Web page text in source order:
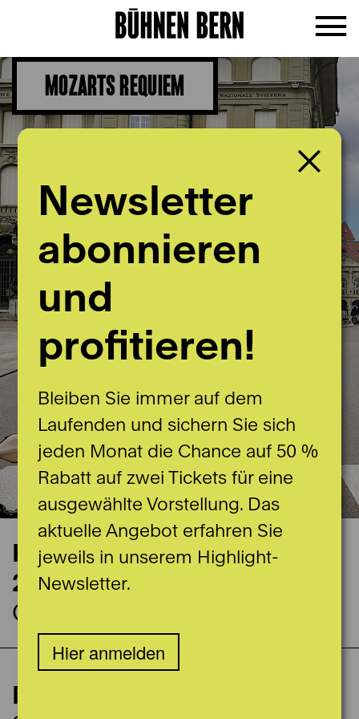
MOZARTS REQUIEM
Konzerttermin
26.03.2026
Casino Bern Grosser Saal
ca. 115 Min.
Mozarts Requiem
Newsletter
abonnieren
und
profitieren!
Bleiben Sie immer auf dem
Laufenden und sichern Sie sich
jeden Monat die Chance auf 50 %
Rabatt auf zwei Tickets für eine
ausgewählte Vorstellung. Das
aktuelle Angebot erfahren Sie
jeweils in unserem Highlight-
Newsletter.
Hier anmelden